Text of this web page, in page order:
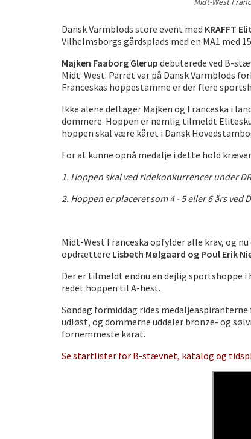
Dansk Varmblods store event med KRAFFT
Vilhelmsborgs gårdsplads med en MA1 med
Majken Faaborg Glerup debuterede ved B-
Midt-West. Parret var på Dansk Varmblods
Franceskas hoppestamme er der flere
Ikke alene deltager Majken og Franceska i
dommere. Hoppen er nemlig tilmeldt
hoppen skal være kåret i Dansk
For at kunne opnå medalje i dette hold
1. Hoppen skal ved ridekonkurrencer under
2. Hoppen er placeret som 4 - 5 eller 6 års
Midt-West Franceska opfylder alle krav, og
opdrættere Lisbeth Mølgaard og Poul Erik
Der er tilmeldt endnu en dejlig sportshoppe i
redet hoppen til A-hest.
Søndag formiddag rides
udløst, og dommerne uddeler bronze- og
fornemmeste karat.
Se startlister for B-stævnet, katalog og